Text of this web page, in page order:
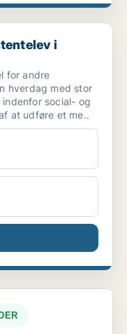
i
for andre
hverdag med stor
social- og
at udføre et me..